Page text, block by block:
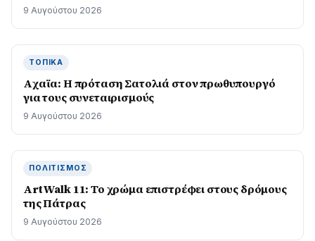
9 Αυγούστου 2026
ΤΟΠΙΚΆ
Aχαϊα: Η πρόταση Σατολιά στον πρωθυπουργό
για τους συνεταιρισμούς
9 Αυγούστου 2026
ΠΟΛΙΤΙΣΜΌΣ
ArtWalk 11: Το χρώμα επιστρέφει στους δρόμους
της Πάτρας
9 Αυγούστου 2026